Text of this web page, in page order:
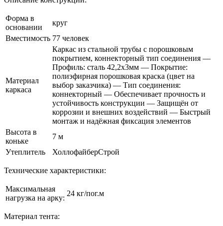
Форма в
основании
круг
Вместимость 77 человек
Материал
каркаса
Каркас из стальной трубы с порошковым
покрытием, коннекторный тип соединения —
Профиль: сталь 42,2х3мм — Покрытие:
полиэфирная порошковая краска (цвет на
выбор заказчика) — Тип соединения:
коннекторный — Обеспечивает прочность и
устойчивость конструкции — Защищён от
коррозии и внешних воздействий — Быстрый
монтаж и надёжная фиксация элементов
Высота в
коньке
7 м
Утеплитель
ХоллофайберСтрой
Технические характеристики:
Максимальная
нагрузка на арку:
24 кг/пог.м
Материал тента: